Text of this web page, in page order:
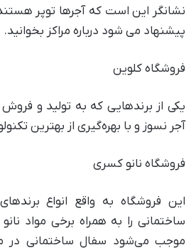
نشانگر این است که آجر‌ها توپر
پیشنهاد می شود درباره مراکز بخوانید.
فروشگاه کلوین
یکی از برند‌هایی که به تولید و فروش
آجر نسوز و با بهره‌گیری از بهترین
فروشگاه نانو کسری
این فروشگاه به واقع انواع
ساختمانی را به همراه برخی مواد
موجب می‌شود سفال ساختمانی در